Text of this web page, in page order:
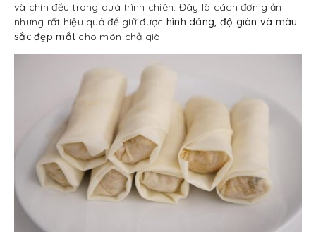
và chín đều trong quá trình chiên. Đây là cách đơn giản
nhưng rất hiệu quả để giữ được hình dáng, độ giòn và màu
sắc đẹp mắt cho món chả giò.